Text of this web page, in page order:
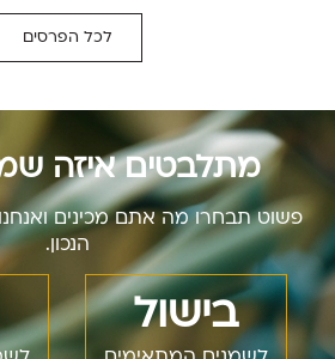
GOLD
מוריסקה
"טרה אוליבו"
לכל הפרסים
מתלבטים איזה
פשוט תבחרו מה אתם מכינים
הנכון.
בישול